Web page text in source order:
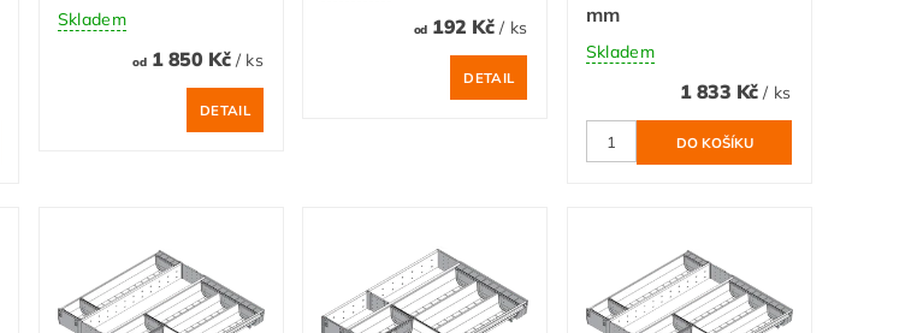
Skladem
od1 850 Kč / ks
DETAIL
od192 Kč / ks
DETAIL
mm
Skladem
1 833 Kč/ ks